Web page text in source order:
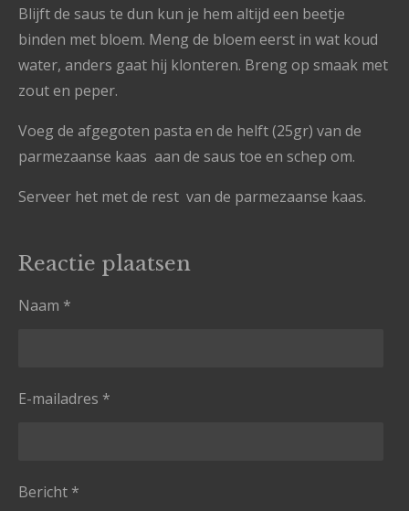
Blijft de saus te dun kun je hem altijd een beetje
binden met bloem. Meng de bloem eerst in wat koud
water, anders gaat hij klonteren. Breng op smaak met
zout en peper.
Voeg de afgegoten pasta en de helft (25gr) van de
parmezaanse kaas aan de saus toe en schep om.
Serveer het met de rest van de parmezaanse kaas.
Reactie plaatsen
Naam *
E-mailadres *
Bericht *